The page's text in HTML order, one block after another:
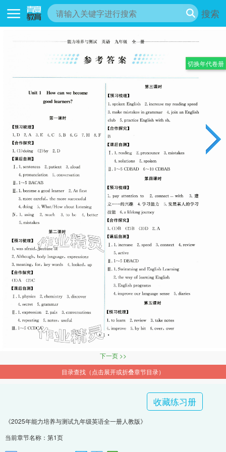
搜索
下一页 >>
目录查找（点击展开或折叠章节目录）
收藏练习册
《2025年能力培养与测试九年级英语全一册人教版》
当前章节名称：第1页
切换年代卷册